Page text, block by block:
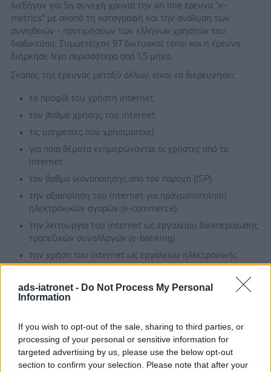
ads-iatronet - Do Not Process My Personal
Information
If you wish to opt-out of the sale, sharing to third parties, or
processing of your personal or sensitive information for
targeted advertising by us, please use the below opt-out
section to confirm your selection. Please note that after your
διεξήγαν για 5η συνεχή χρονιά την on line έρευνα "e-
metrics" με σκοπό τη καταγραφή και την ανάλυση των
συνηθειών - προτιμήσεων των ελλήνων χρηστών του
διαδικτύου. Συμμετείχαν 97 δικτυακοί τόποι και η έρευνα
διήρκησε λίγο περισσότερο από 1,5 μήνα.
Σκοπός της έρευνας μεταξύ άλλων, είναι να διερευνήσει:
το προφίλ του χρήστη internet
τον βαθμό χρήσης του internet
τις υπηρεσίες που χρησιμοποιεί
για ποια θέματα ενημερώνονται οι χρήστες από το
internet
τον βαθμό ικανοποίησης από τον πάροχο (ISP)
την αξιοποίηση του internet για πραγματοποίηση
ηλεκτρονικών αγορών (e-commerce)
την λειτουργία του internet ως εργαλείου διεκπεραίωσης
τραπεζικών συναλλαγών (e-banking)
την χρήση του internet ως εργαλείου ηλεκτρονικής
διακυβέρνησης (e-government)
τα sites κοινωνικής δικτύωσης (social networking sites)
την κάλυψη του μεγαλύτερου ποσοστού των χρηστών στο
ελληνικό διαδίκτυο.
Μερικά από τα βασικά συμπεράσματα της έρευνας: